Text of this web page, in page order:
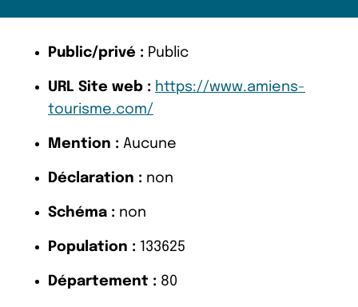
Public/privé : Public
URL Site web : https://www.amiens-
tourisme.com/
Mention : Aucune
Déclaration : non
Schéma : non
Population : 133625
Département : 80